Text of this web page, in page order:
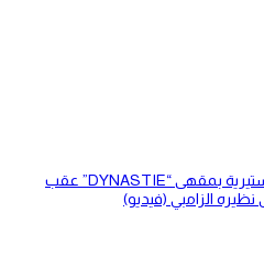
أجواء حماسية وفرحة هيستيرية بمقهى “DYNASTIE” عقب
الزامبي (فيديو)